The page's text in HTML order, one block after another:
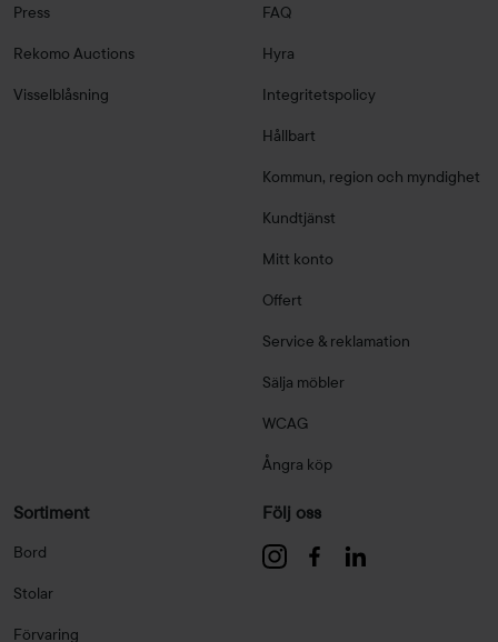
Press
Rekomo Auctions
Visselblåsning
FAQ
Hyra
Integritetspolicy
Hållbart
Kommun, region och myndighet
Kundtjänst
Mitt konto
Offert
Service & reklamation
Sälja möbler
WCAG
Ångra köp
Sortiment
Bord
Stolar
Förvaring
Följ oss